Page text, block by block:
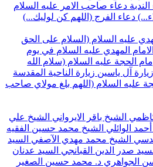
دعاء صاحب الامر عليه السلام
دعاء الفرج (اللهم كن لوليك...)
عليه السلام (السلام على الحق
المهدي عليه السلام في يوم
الحجة عليه السلام (سلام الله
زيارة آل ياسين زيارة الناحية المقدسة
عليه السلام (اللهم بلغ مولاي صاحب
الشيخ باقر الايرواني الشيخ علي
الوائلي الشيخ محمد حسين الفقيه
الشيخ محمد مهدي الآصفي السيد
صدر الدين القبانجي السيد عدنان
الجواهري د. محمد حسين الصغير